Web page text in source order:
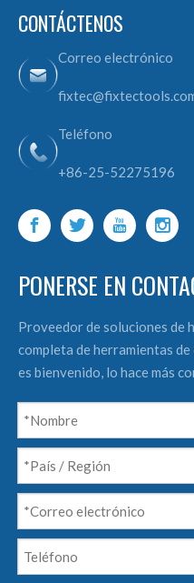
CONTÁCTENOS
Correo electrónico
Teléfono
+86-25-52275196
PONERSE EN
Proveedor de soluciones de
completa de herramientas
es bienvenido, lo hace más